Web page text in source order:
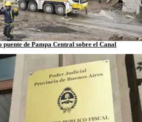
puente de Pampa Central sobre el Canal